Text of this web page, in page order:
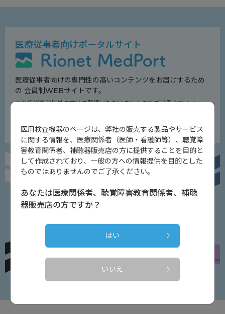
医用検査機器のページは、弊社の販売する製品やサービス
に関する情報を、医療関係者（医師・看護師等）、聴覚障
害教育関係者、補聴器販売店の方に提供することを目的と
して作成されており、一般の方への情報提供を目的とした
ものではありませんのでご了承ください。
あなたは医療関係者、聴覚障害教育関係者、補聴
器販売店の方ですか？
はい
いいえ
医療従事者向けポータルサイト
医療従事者向けの専門性の高いコンテンツをお届けするため
の 会員制WEBサイトです。
※医療従事者以外の方はご登録いただけませんのでご了承ください。
会員登録はこちら